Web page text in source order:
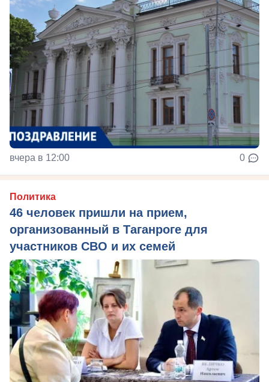
вчера в 12:00 0
Политика
46 человек пришли на прием,
организованный в Таганроге для
участников СВО и их семей